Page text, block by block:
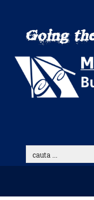
content
cauta
...